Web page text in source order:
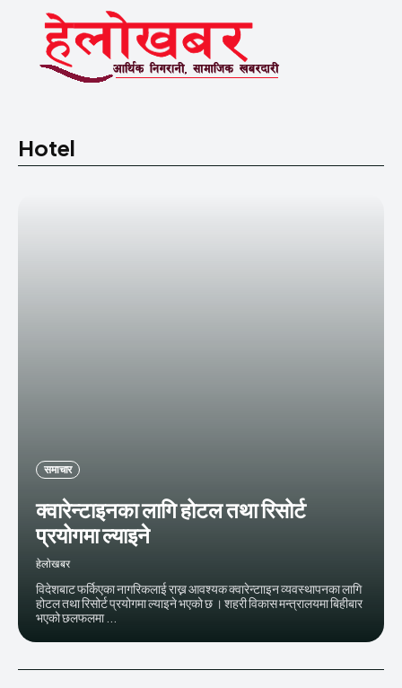
Hotel
समाचार
क्वारेन्टाइनका लागि होटल तथा रिसोर्ट
प्रयोगमा ल्याइने
हेलाेखबर
विदेशबाट फर्किएका नागरिकलाई राख्न आवश्यक क्वारेन्टााइन व्यवस्थापनका लागि
होटल तथा रिसोर्ट प्रयोगमा ल्याइने भएको छ । शहरी विकास मन्त्रालयमा बिहीबार
भएको छलफलमा ...